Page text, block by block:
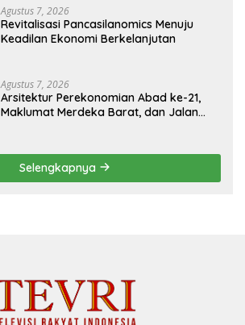
Agustus 7, 2026
Revitalisasi Pancasilanomics Menuju
Keadilan Ekonomi Berkelanjutan
Agustus 7, 2026
Arsitektur Perekonomian Abad ke-21,
Maklumat Merdeka Barat, dan Jalan
Selengkapnya